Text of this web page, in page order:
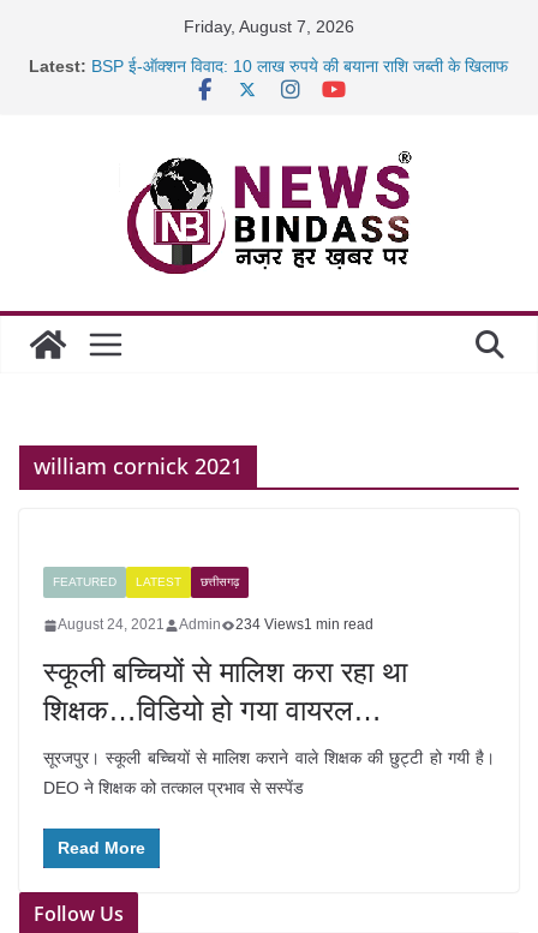
Friday, August 7, 2026
Latest: BSP ई-ऑक्शन विवाद: 10 लाख रुपये की बयाना राशि जब्ती के खिलाफ
साइबर ठगी पर दुर्ग पुलिस का बड़ा एक्शन: 13 म्यूल बैंक खाताधारक
गिरफ्तार
william cornick 2021
FEATURED LATEST छत्तीसगढ़
August 24, 2021 Admin 234 Views1 min read
स्कूली बच्चियों से मालिश करा रहा था
शिक्षक…विडियो हो गया वायरल…
सूरजपुर। स्कूली बच्चियों से मालिश कराने वाले शिक्षक की छुट्टी हो गयी है।
DEO ने शिक्षक को तत्काल प्रभाव से सस्पेंड
Read More
Follow Us